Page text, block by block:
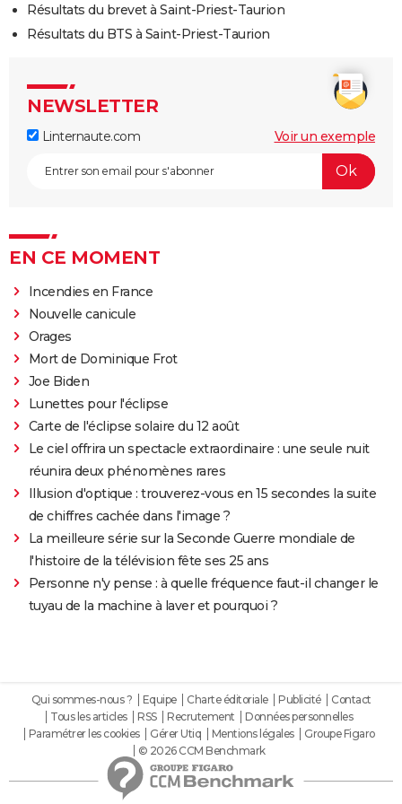
Résultats du brevet à Saint-Priest-Taurion
Résultats du BTS à Saint-Priest-Taurion
NEWSLETTER
Linternaute.com Voir un exemple
EN CE MOMENT
Incendies en France
Nouvelle canicule
Orages
Mort de Dominique Frot
Joe Biden
Lunettes pour l'éclipse
Carte de l'éclipse solaire du 12 août
Le ciel offrira un spectacle extraordinaire : une seule nuit
réunira deux phénomènes rares
Illusion d'optique : trouverez-vous en 15 secondes la suite
de chiffres cachée dans l'image ?
La meilleure série sur la Seconde Guerre mondiale de
l'histoire de la télévision fête ses 25 ans
Personne n'y pense : à quelle fréquence faut-il changer le
tuyau de la machine à laver et pourquoi ?
Qui sommes-nous ? Equipe Charte éditoriale Publicité
Contact
Tous les articles
RSS Recrutement
Données personnelles
Paramétrer les cookies
Gérer Utiq Mentions légales
Groupe Figaro
© 2026 CCM Benchmark